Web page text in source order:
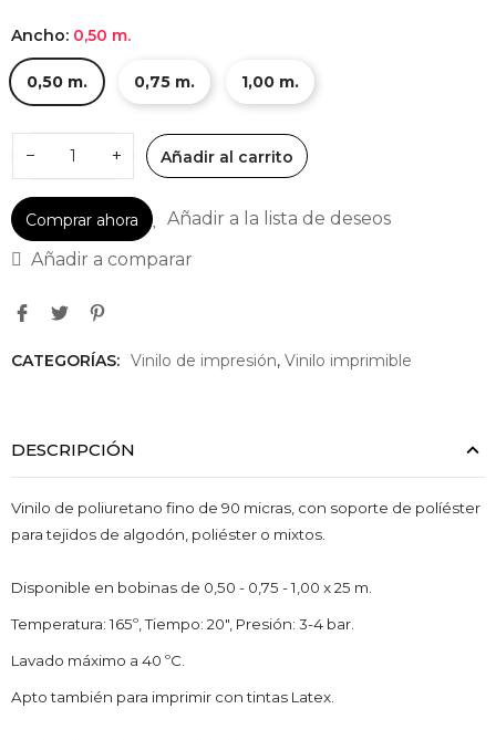
Ancho: 0,50 m.
0,50 m. 0,75 m. 1,00 m.
− + Añadir al carrito
Comprar ahora
Añadir a la lista de deseos
Añadir a comparar
CATEGORÍAS: Vinilo de impresión, Vinilo imprimible
DESCRIPCIÓN
Vinilo de poliuretano fino de 90 micras, con soporte de políéster
para tejidos de algodón, poliéster o mixtos.
Disponible en bobinas de 0,50 - 0,75 - 1,00 x 25 m.
Temperatura: 165º, Tiempo: 20", Presión: 3-4 bar.
Lavado máximo a 40 ºC.
Apto también para imprimir con tintas Latex.